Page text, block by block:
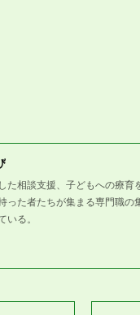
た相談支援、子どもへの療育
った者たちが集まる専門職
いる。